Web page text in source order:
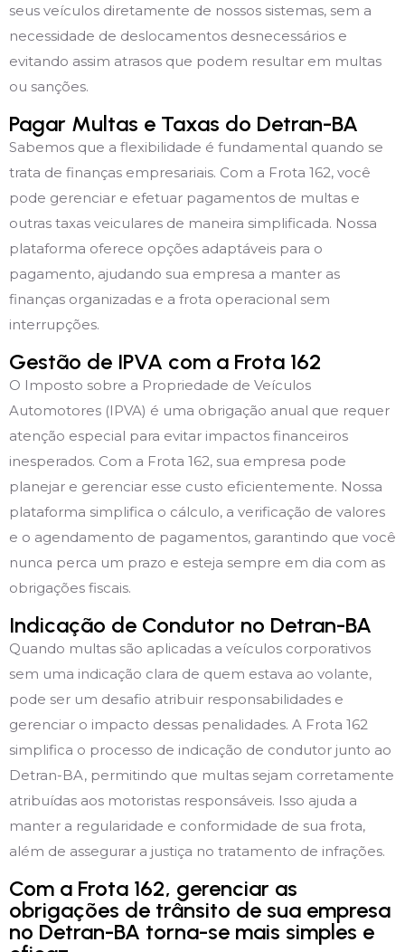
seus veículos diretamente de nossos sistemas, sem a
necessidade de deslocamentos desnecessários e
evitando assim atrasos que podem resultar em multas
ou sanções.
Pagar Multas e Taxas do Detran-BA
Sabemos que a flexibilidade é fundamental quando se
trata de finanças empresariais. Com a Frota 162, você
pode gerenciar e efetuar pagamentos de multas e
outras taxas veiculares de maneira simplificada. Nossa
plataforma oferece opções adaptáveis para o
pagamento, ajudando sua empresa a manter as
finanças organizadas e a frota operacional sem
interrupções.
Gestão de IPVA com a Frota 162
O Imposto sobre a Propriedade de Veículos
Automotores (IPVA) é uma obrigação anual que requer
atenção especial para evitar impactos financeiros
inesperados. Com a Frota 162, sua empresa pode
planejar e gerenciar esse custo eficientemente. Nossa
plataforma simplifica o cálculo, a verificação de valores
e o agendamento de pagamentos, garantindo que você
nunca perca um prazo e esteja sempre em dia com as
obrigações fiscais.
Indicação de Condutor no Detran-BA
Quando multas são aplicadas a veículos corporativos
sem uma indicação clara de quem estava ao volante,
pode ser um desafio atribuir responsabilidades e
gerenciar o impacto dessas penalidades. A Frota 162
simplifica o processo de indicação de condutor junto ao
Detran-BA, permitindo que multas sejam corretamente
atribuídas aos motoristas responsáveis. Isso ajuda a
manter a regularidade e conformidade de sua frota,
além de assegurar a justiça no tratamento de infrações.
Com a Frota 162, gerenciar as
obrigações de trânsito de sua empresa
no Detran-BA torna-se mais simples e